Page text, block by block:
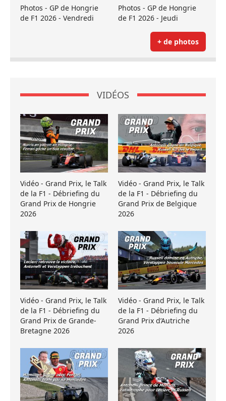
Photos - GP de Hongrie
de F1 2026 - Vendredi
Photos - GP de Hongrie
de F1 2026 - Jeudi
+ de photos
VIDÉOS
Vidéo - Grand Prix, le Talk
de la F1 - Débriefing du
Grand Prix de Hongrie
2026
Vidéo - Grand Prix, le Talk
de la F1 - Débriefing du
Grand Prix de Belgique
2026
Vidéo - Grand Prix, le Talk
de la F1 - Débriefing du
Grand Prix de Grande-
Bretagne 2026
Vidéo - Grand Prix, le Talk
de la F1 - Débriefing du
Grand Prix d’Autriche
2026